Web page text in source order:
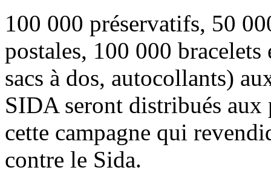
100 000 préservatifs, 50
postales, 100 000 bracelets
sacs à dos, autocollants)
SIDA seront distribués aux
cette campagne qui
contre le Sida.